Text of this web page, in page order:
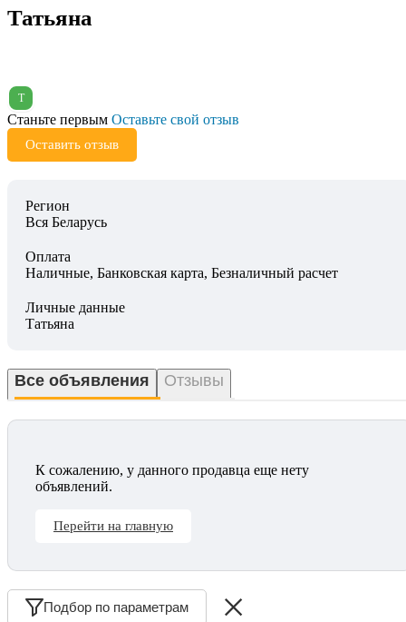
Татьяна
Т
Станьте первым Оставьте свой отзыв
Оставить отзыв
Регион
Вся Беларусь
Оплата
Наличные, Банковская карта, Безналичный расчет
Личные данные
Татьяна
Все объявления Отзывы
К сожалению, у данного продавца еще нету
объявлений.
Перейти на главную
Подбор по параметрам